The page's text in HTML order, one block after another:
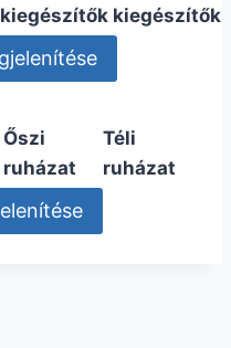
kiegészítők kiegészítők
Őszi
ruházat
Téli
ruházat